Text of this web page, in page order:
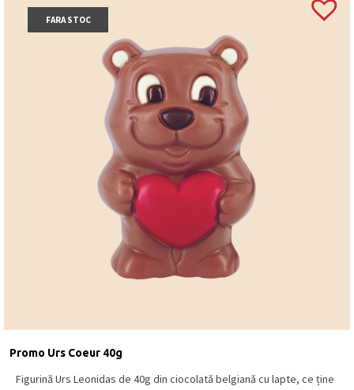
FARA STOC
Promo Urs Coeur 40g
Figurină Urs Leonidas de 40g din ciocolată belgiană cu lapte, ce ține